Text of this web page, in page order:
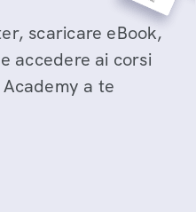
scaricare eBook,
accedere ai corsi
a te